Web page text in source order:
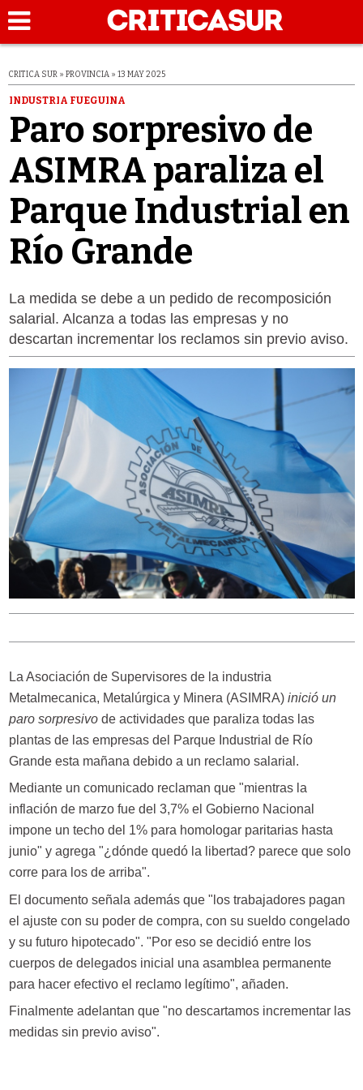
CRITICA SUR » PROVINCIA » 13 MAY 2025
INDUSTRIA FUEGUINA
Paro sorpresivo de
ASIMRA paraliza el
Parque Industrial en
Río Grande
La medida se debe a un pedido de recomposición
salarial. Alcanza a todas las empresas y no
descartan incrementar los reclamos sin previo aviso.
La Asociación de Supervisores de la industria
Metalmecanica, Metalúrgica y Minera (ASIMRA) inició un
paro sorpresivo de actividades que paraliza todas las
plantas de las empresas del Parque Industrial de Río
Grande esta mañana debido a un reclamo salarial.
Mediante un comunicado reclaman que "mientras la
inflación de marzo fue del 3,7% el Gobierno Nacional
impone un techo del 1% para homologar paritarias hasta
junio" y agrega "¿dónde quedó la libertad? parece que solo
corre para los de arriba".
El documento señala además que "los trabajadores pagan
el ajuste con su poder de compra, con su sueldo congelado
y su futuro hipotecado". "Por eso se decidió entre los
cuerpos de delegados inicial una asamblea permanente
para hacer efectivo el reclamo legítimo", añaden.
Finalmente adelantan que "no descartamos incrementar las
medidas sin previo aviso".